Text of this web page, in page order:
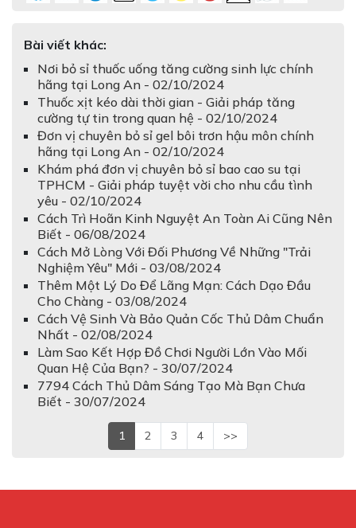
Bài viết khác:
Nơi bỏ sỉ thuốc uống tăng cường sinh lực chính
hãng tại Long An - 02/10/2024
Thuốc xịt kéo dài thời gian - Giải pháp tăng
cường tự tin trong quan hệ - 02/10/2024
Đơn vị chuyên bỏ sỉ gel bôi trơn hậu môn chính
hãng tại Long An - 02/10/2024
Khám phá đơn vị chuyên bỏ sỉ bao cao su tại
TPHCM - Giải pháp tuyệt vời cho nhu cầu tình
yêu - 02/10/2024
Cách Trì Hoãn Kinh Nguyệt An Toàn Ai Cũng Nên
Biết - 06/08/2024
Cách Mở Lòng Với Đối Phương Về Những "Trải
Nghiệm Yêu" Mới - 03/08/2024
Thêm Một Lý Do Để Lãng Mạn: Cách Dạo Đầu
Cho Chàng - 03/08/2024
Cách Vệ Sinh Và Bảo Quản Cốc Thủ Dâm Chuẩn
Nhất - 02/08/2024
Làm Sao Kết Hợp Đồ Chơi Người Lớn Vào Mối
Quan Hệ Của Bạn? - 30/07/2024
7794 Cách Thủ Dâm Sáng Tạo Mà Bạn Chưa
Biết - 30/07/2024
1 2 3 4 >>